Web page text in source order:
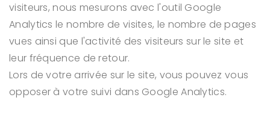
visiteurs, nous mesurons avec l'outil Google
Analytics le nombre de visites, le nombre de pages
vues ainsi que l'activité des visiteurs sur le site et
leur fréquence de retour.
Lors de votre arrivée sur le site, vous pouvez vous
opposer à votre suivi dans Google Analytics.